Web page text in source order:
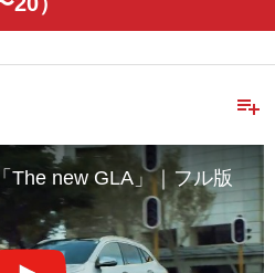
playlist_add
The new GLA」｜フル版